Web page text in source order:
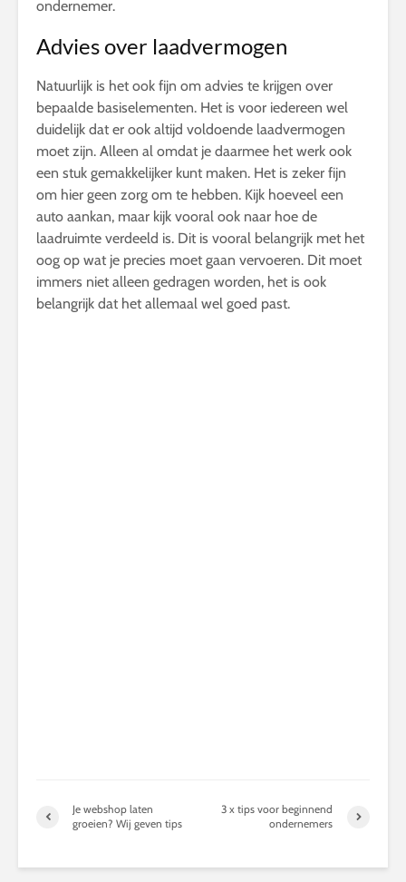
ondernemer.
Advies over laadvermogen
Natuurlijk is het ook fijn om advies te krijgen over
bepaalde basiselementen. Het is voor iedereen wel
duidelijk dat er ook altijd voldoende laadvermogen
moet zijn. Alleen al omdat je daarmee het werk ook
een stuk gemakkelijker kunt maken. Het is zeker fijn
om hier geen zorg om te hebben. Kijk hoeveel een
auto aankan, maar kijk vooral ook naar hoe de
laadruimte verdeeld is. Dit is vooral belangrijk met het
oog op wat je precies moet gaan vervoeren. Dit moet
immers niet alleen gedragen worden, het is ook
belangrijk dat het allemaal wel goed past.
Je webshop laten
groeien? Wij geven tips
3 x tips voor beginnend
ondernemers